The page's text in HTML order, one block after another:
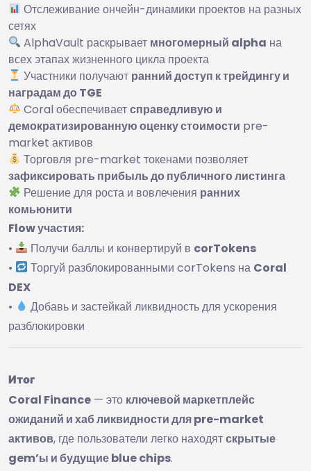
Отслеживание ончейн-динамики проектов на разных
сетях
AlphaVault раскрывает многомерный alpha на
всех этапах жизненного цикла проекта
Участники получают ранний доступ к трейдингу и
наградам до TGE
Coral обеспечиваетсправедливую и
демократизированную оценку стоимости pre-
market активов
Торговля pre-market токенами позволяет
зафиксировать прибыль до публичного листинга
Решение для роста и вовлечения ранних
комьюнити
Flow участия:
•
Получи баллы и конвертируй в corTokens
•
Торгуй разблокированными corTokens на Coral
DEX
•
Добавь и застейкай ликвидность для ускорения
разблокировки
Итог
Coral Finance — это ключевой маркетплейс
ожиданий и хаб ликвидности для pre-market
активов, где пользователи легко находятскрытые
gem’ы и будущие blue chips.